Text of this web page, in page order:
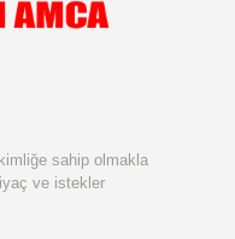
sahip olmakla
ve istekler